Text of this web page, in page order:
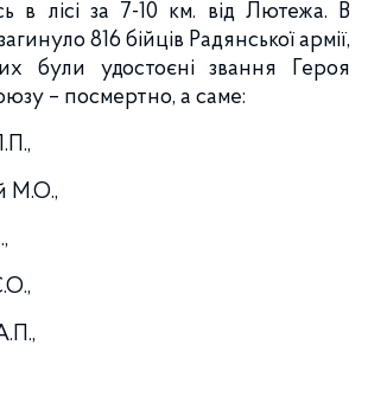
в лісі за 7-10 км. від Лютежа. В
816 бійців Радянської армії,
були удостоєні звання Героя
– посмертно, а саме:
М.О.,